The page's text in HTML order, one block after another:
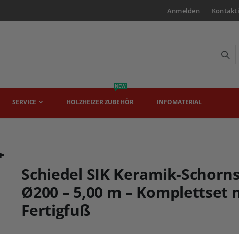
Anmelden
SERVICE HOLZHEIZER ZUBEHÖR
NEW
INFOMATERIAL
Schiedel SIK Keramik-
Ø200 – 5,00 m – Komplettset
Fertigfuß